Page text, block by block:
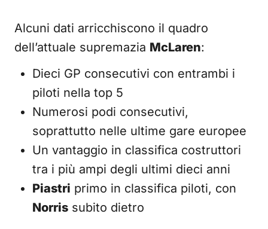
Alcuni dati arricchiscono il quadro
dell’attuale supremazia McLaren:
Dieci GP consecutivi con entrambi i
piloti nella top 5
Numerosi podi consecutivi,
soprattutto nelle ultime gare europee
Un vantaggio in classifica costruttori
tra i più ampi degli ultimi dieci anni
Piastri primo in classifica piloti, con
Norris subito dietro